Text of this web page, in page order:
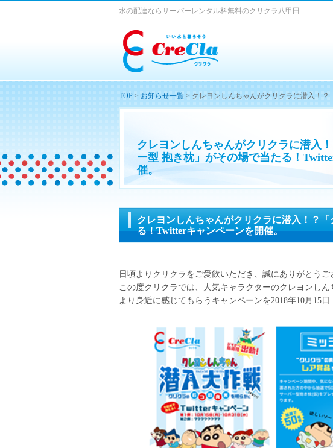
クレヨンしんちゃんがクリクラに潜入
ー型 抱き枕」がその場で当たる！
催。
水の配達ならサーバーレンタル料無料のクリクラ八甲田
クレヨンしんちゃんがクリクラに潜入！？
る！Twitterキャンペーンを開催。
日頃よりクリクラをご愛飲いただき、誠にありがとうご
この度クリクラでは、人気キャラクターのクレヨンし
より身近に感じてもらうキャンペーンを2018年10月15
TOP > お知らせ一覧 > クレヨンしんちゃんがクリクラに潜入！？